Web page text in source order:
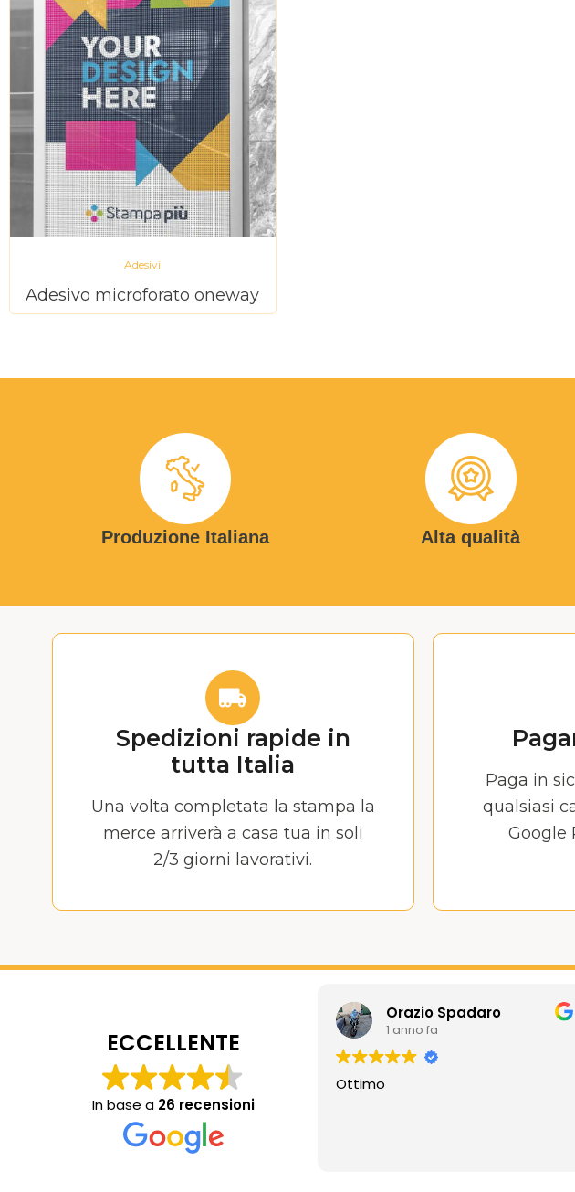
Adesivi
Adesivo microforato oneway
Produzione Italiana Alta qualità
Spedizioni rapide in
tutta Italia
Una volta completata la stampa la
merce arriverà a casa tua in soli
2/3 giorni lavorativi.
Paga in
qualsiasi
Google
ECCELLENTE
In base a 26 recensioni
Orazio Spadaro
1 anno fa
Ottimo